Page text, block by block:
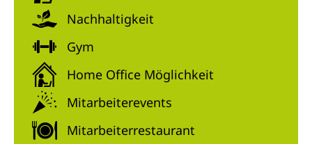
Nachhaltigkeit
Gym
Home Office Möglichkeit
Mitarbeiterevents
Mitarbeiterrestaurant